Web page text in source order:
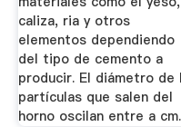
caliza, ria y otros
elementos dependiendo
del tipo de cemento a
producir. El diámetro de
partículas que salen del
horno oscilan entre a cm.